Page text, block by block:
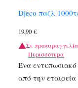
Djeco παζλ
19,90 €
Σε
Περισσότερα
Ένα
από την